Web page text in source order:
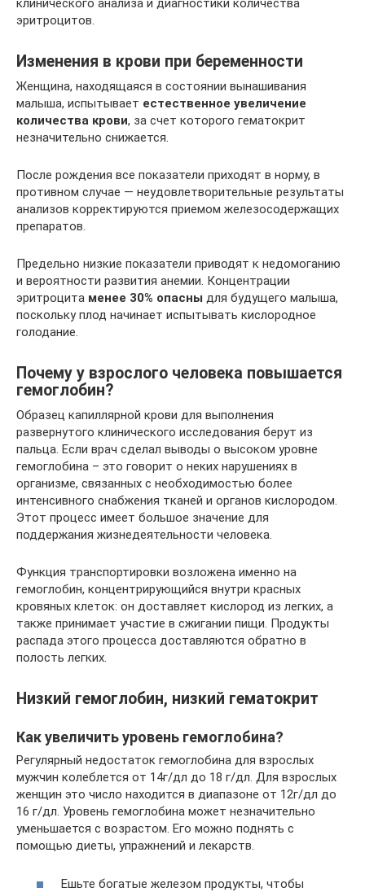
клинического анализа и диагностики количества
эритроцитов.
Изменения в крови при беременности
Женщина, находящаяся в состоянии вынашивания
малыша, испытывает естественное увеличение
количества крови, за счет которого гематокрит
незначительно снижается.
После рождения все показатели приходят в норму, в
противном случае — неудовлетворительные результаты
анализов корректируются приемом железосодержащих
препаратов.
Предельно низкие показатели приводят к недомоганию
и вероятности развития анемии. Концентрации
эритроцита менее 30% опасны для будущего малыша,
поскольку плод начинает испытывать кислородное
голодание.
Почему у взрослого человека повышается
гемоглобин?
Образец капиллярной крови для выполнения
развернутого клинического исследования берут из
пальца. Если врач сделал выводы о высоком уровне
гемоглобина – это говорит о неких нарушениях в
организме, связанных с необходимостью более
интенсивного снабжения тканей и органов кислородом.
Этот процесс имеет большое значение для
поддержания жизнедеятельности человека.
Функция транспортировки возложена именно на
гемоглобин, концентрирующийся внутри красных
кровяных клеток: он доставляет кислород из легких, а
также принимает участие в сжигании пищи. Продукты
распада этого процесса доставляются обратно в
полость легких.
Низкий гемоглобин, низкий гематокрит
Как увеличить уровень гемоглобина?
Регулярный недостаток гемоглобина для взрослых
мужчин колеблется от 14г/дл до 18 г/дл. Для взрослых
женщин это число находится в диапазоне от 12г/дл до
16 г/дл. Уровень гемоглобина может незначительно
уменьшается с возрастом. Его можно поднять с
помощью диеты, упражнений и лекарств.
Ешьте богатые железом продукты, чтобы